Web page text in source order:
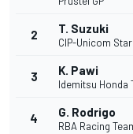
2 T. Suzuki
CIP-Unicom
3 K. Pawi
Idemitsu Honda
4 G. Rodrigo
RBA Racing